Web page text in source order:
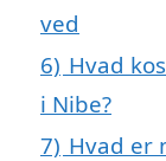
ved
6) Hvad
i Nibe?
7) Hvad er